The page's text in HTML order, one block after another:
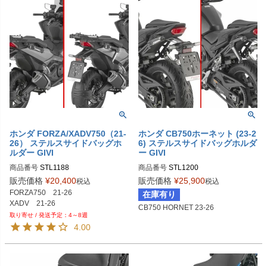
ホンダ FORZA/XADV750（21-
26） ステルスサイドバッグホ
ルダー GIVI
商品番号
販売価格 ¥20,400税込
FORZA750　21-26
XADV　21-26
4～8週
4.00
ホンダ CB750ホーネット (23-2
6) ステルスサイドバッグホルダ
ー GIVI
商品番号 STL1200
販売価格 ¥25,900税込
在庫有り
CB750 HORNET 23-26